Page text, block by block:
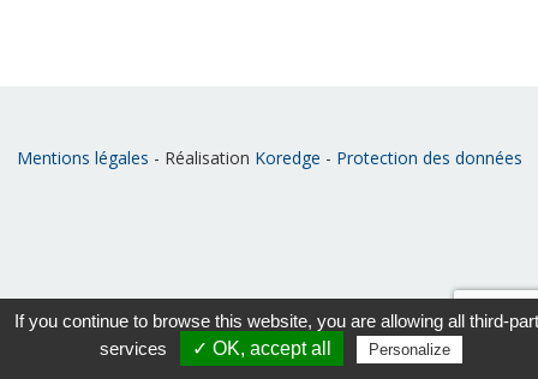
Mentions légales - Réalisation Koredge - Protection des données
If you continue to browse this website, you are allowing all third-
services
✓ OK, accept all Personalize